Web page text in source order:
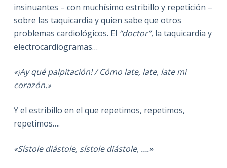
insinuantes – con muchísimo estribillo y repetición –
sobre las taquicardia y quien sabe que otros
problemas cardiológicos. El “doctor”, la taquicardia y
electrocardiogramas…
«¡Ay qué palpitación! / Cómo late, late, late mi
corazón.»
Y el estribillo en el que repetimos, repetimos,
repetimos….
«Sístole diástole, sístole diástole, ….»